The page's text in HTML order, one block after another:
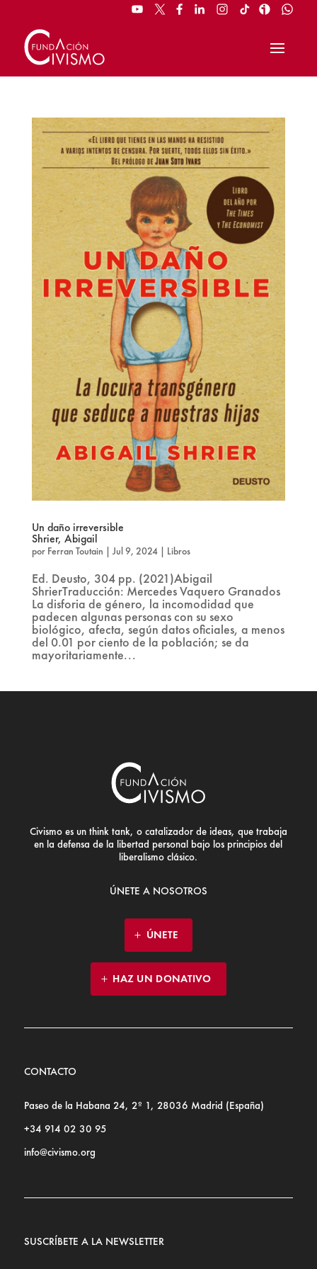
Un daño irreversible
Shrier, Abigail
por Ferran Toutain | Jul 9, 2024| Libros
Ed. Deusto, 304 pp. (2021)Abigail
ShrierTraducción: Mercedes Vaquero Granados
La disforia de género, la incomodidad que
padecen algunas personas con su sexo
biológico, afecta, según datos oficiales, a menos
del 0.01 por ciento de la población; se da
mayoritariamente...
Civismo es un think tank, o catalizador de ideas, que trabaja
en la defensa de la libertad personal bajo los principios del
liberalismo clásico.
ÚNETE A NOSOTROS
ÚNETE
HAZ UN DONATIVO
CONTACTO
Paseo de la Habana 24, 2º 1, 28036 Madrid (España)
+34 914 02 30 95
info@civismo.org
SUSCRÍBETE A LA NEWSLETTER